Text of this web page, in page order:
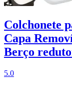
Colchonete
Capa
Berço
5.0